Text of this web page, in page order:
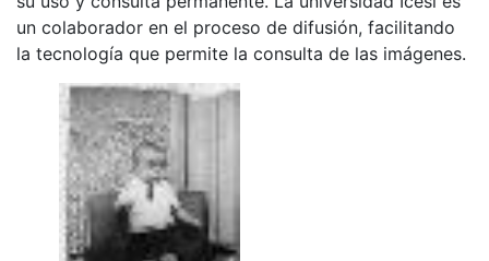
un colaborador en el proceso de difusión, facilitando
la tecnología que permite la consulta de las imágenes.